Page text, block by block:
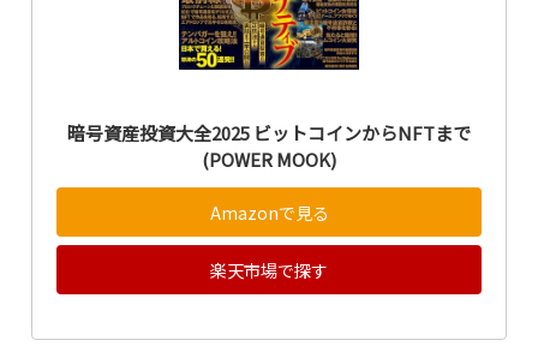
暗号資産投資大全2025 ビットコインからNFTまで
(POWER MOOK)
Amazonで見る
楽天市場で探す